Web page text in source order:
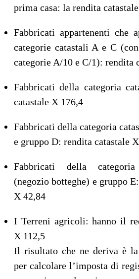
prima casa: la rendita
Fabbricati appartenenti che
categorie catastali A e C
categorie A/10 e C/1): rendita
Fabbricati della categoria
catastale X 176,4
Fabbricati della categoria
e gruppo D: rendita catastale
Fabbricati della
(negozio botteghe) e gruppo
X 42,84
I Terreni agricoli: hanno il
X 112,5
Il risultato che ne deriva è
per calcolare l’imposta di